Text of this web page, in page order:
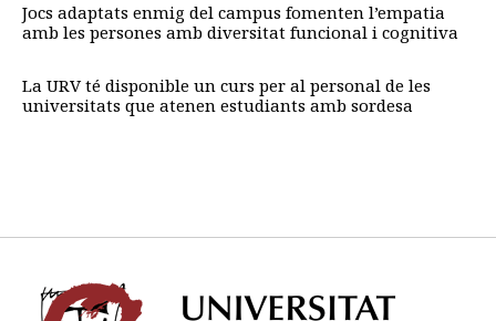
Jocs adaptats enmig del campus fomenten l’empatia
amb les persones amb diversitat funcional i cognitiva
La URV té disponible un curs per al personal de les
universitats que atenen estudiants amb sordesa